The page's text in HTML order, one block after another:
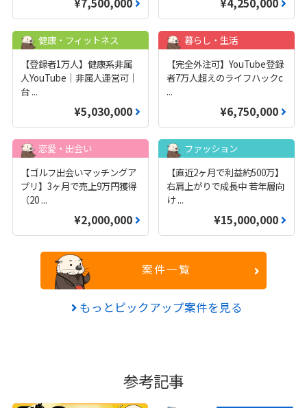
健康・フィットネス
【登録者1万人】健康系非属
人YouTube｜非属人運営可｜
台 ...
¥5,030,000
暮らし・生活
【完全外注可】YouTube登録
者7万人超えのライフハックc
...
¥6,750,000
恋愛・出会い
【ゴルフ出会いマッチングア
プリ】3ヶ月で売上9万円獲得
（20 ...
¥2,000,000
ファッション
【直近2ヶ月で利益約500万】
右肩上がりで成長中 若年層向
け...
¥15,000,000
案件一覧
もっとピックアップ案件を見る
参考記事